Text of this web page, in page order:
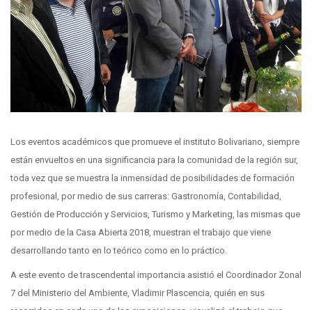
Los eventos académicos que promueve el instituto Bolivariano, siempre
están envueltos en una significancia para la comunidad de la región sur,
toda vez que se muestra la inmensidad de posibilidades de formación
profesional , por medio de sus carreras: Gastronomía, Contabilidad,
Gestión de Producción y Servicios, Turismo y Marketing, las mismas que
por medio de la Casa Abierta 2018, muestran el trabajo que viene
desarrollando tanto en lo teórico como en lo práctico.
A este evento de trascendental importancia asistió el Coordinador Zonal
7 del Ministerio del Ambiente, Vladimir Plascencia, quién en sus